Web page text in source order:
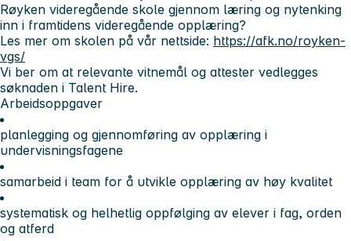
Røyken videregående skole gjennom læring og nytenking
inn i framtidens videregående opplæring?
Les mer om skolen på vår nettside: https://afk.no/royken-
vgs/
Vi ber om at relevante vitnemål og attester vedlegges
søknaden i Talent Hire.
Arbeidsoppgaver
planlegging og gjennomføring av opplæring i
undervisningsfagene
samarbeid i team for å utvikle opplæring av høy kvalitet
systematisk og helhetlig oppfølging av elever i fag, orden
og atferd